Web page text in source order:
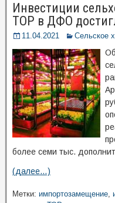
Инвестиции
ТОР в ДФО
11.04.2021 Сельское
более семи тыс.
(далее…)
Метки: импортозамещение,